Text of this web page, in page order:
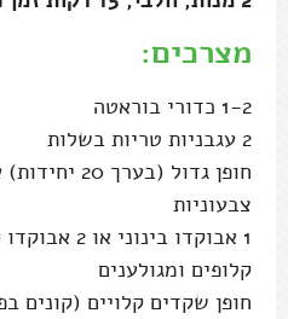
מצרכים:
1-2 כדורי בוראטה
2 עגבניות טריות בשלות
חופן גדול
צבעוניות
1 אבוקדו
קלופים ומגולענים
חופן שקדים קלויים (קונים